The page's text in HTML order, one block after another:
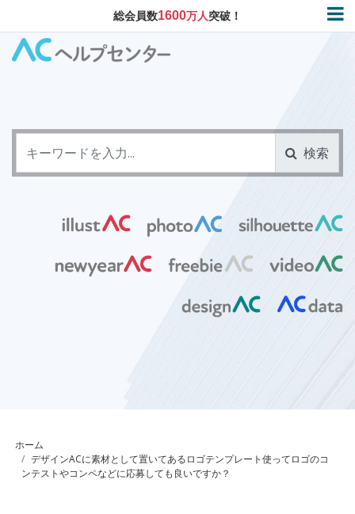
総会員数1600万人突破！
検索
ホーム
デザインACに素材として置いてあるロゴテンプレート使ってロゴのコ
ンテストやコンペなどに応募しても良いですか？